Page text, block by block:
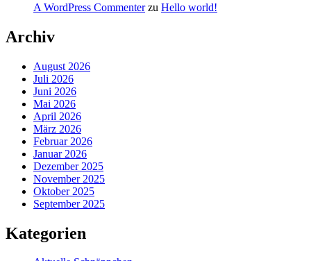
A WordPress Commenterzu Hello world!
Archiv
August 2026
Juli 2026
Juni 2026
Mai 2026
April 2026
März 2026
Februar 2026
Januar 2026
Dezember 2025
November 2025
Oktober 2025
September 2025
Kategorien